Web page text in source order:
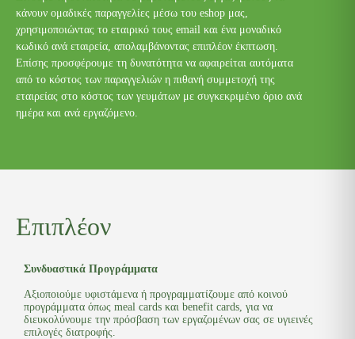
κάνουν ομαδικές παραγγελίες μέσω του eshop μας,
χρησιμοποιώντας το εταιρικό τους email και ένα μοναδικό
κωδικό ανά εταιρεία, απολαμβάνοντας επιπλέον έκπτωση.
Επίσης προσφέρουμε τη δυνατότητα να αφαιρείται αυτόματα
από το κόστος των παραγγελιών η πιθανή συμμετοχή της
εταιρείας στο κόστος των γευμάτων με συγκεκριμένο όριο ανά
ημέρα και ανά εργαζόμενο.
Επιπλέον
Συνδυαστικά Προγράμματα
Αξιοποιούμε υφιστάμενα ή προγραμματίζουμε από κοινού
προγράμματα όπως meal cards και benefit cards, για να
διευκολύνουμε την πρόσβαση των εργαζομένων σας σε υγιεινές
επιλογές διατροφής.